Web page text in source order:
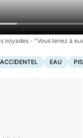
noyades - "Vous tenez à
EAU